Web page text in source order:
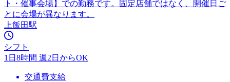
ト・催事会場】での勤務です。固定店舗ではなく、開催日ご
とに会場が異なります。
上飯田駅
シフト
1日8時間 週2日からOK
交通費支給